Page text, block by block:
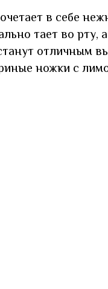
в себе
тает во рту,
отличным
ножки с